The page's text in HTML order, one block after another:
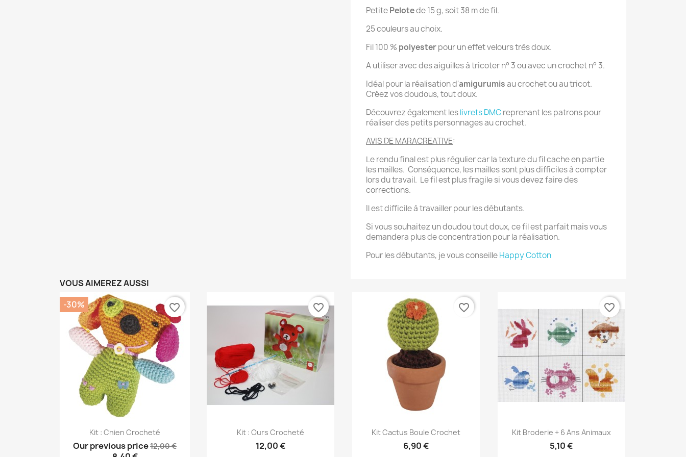
PetitePelotede 15 g, soit 38 m de fil.
25 couleurs au choix.
Fil 100 % polyesterpour un effet velours très doux.
A utiliser avec des aiguilles à tricoter n° 3 ou avec un crochet n° 3.
Idéal pour la réalisation d'amigurumisau crochet ou au tricot.
Créez vos doudous, tout doux.
Découvrez également leslivrets DMCreprenant les patrons pour
réaliser des petits personnages au crochet.
AVIS DE MARACREATIVE:
Le rendu final est plus régulier car la texture du fil cache en partie
les mailles. Conséquence, les mailles sont plus difficiles à compter
lors du travail. Le fil est plus fragile si vous devez faire des
corrections.
Il est difficile à travailler pour les débutants.
Si vous souhaitez un doudou tout doux, ce fil est parfait mais vous
demandera plus de concentration pour la réalisation.
Pour les débutants, je vous conseilleHappy Cotton
VOUS AIMEREZ AUSSI
Aperçu rapide
Kit : Chien Crocheté
Our previous price12,00 €
-30% favorite_border
Aperçu rapide
Kit : Ours Crocheté
12,00 €
favorite_border
Aperçu rapide
Kit Cactus Boule Crochet
6,90 €
favorite_border
Aperçu rapide
Kit Broderie + 6 Ans Animaux
5,10 €
favorite_border